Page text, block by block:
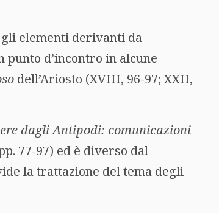
elementi derivanti da
d’incontro in alcune
dell’Ariosto (XVIII, 96-97; XXII,
dagli Antipodi: comunicazioni
77-97) ed è diverso dal
la trattazione del tema degli